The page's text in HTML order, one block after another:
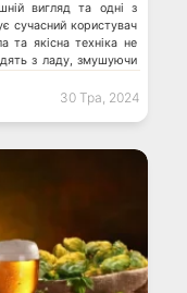
вигляд та одні з
сучасний користувач
та якісна техніка не
з ладу, змушуючи
30 Тра, 2024